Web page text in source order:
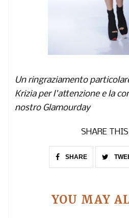
Un ringraziamento
Krizia per l'attenzione e la
nostro Glamourday
SHARE
SHARE
YOU MAY